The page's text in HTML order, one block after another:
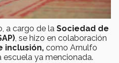
a cargo de la Sociedad de
, se hizo en colaboración
inclusión, como Arnulfo
ya mencionada.